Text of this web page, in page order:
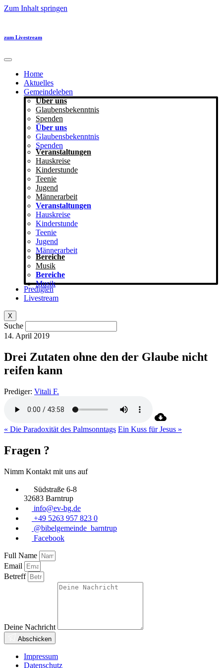
Zum Inhalt springen
zum Livestream
Home
Aktuelles
Gemeindeleben
Über uns
Glaubensbekenntnis
Spenden
Über uns
Glaubensbekenntnis
Spenden
Veranstaltungen
Hauskreise
Kinderstunde
Teenie
Jugend
Männerarbeit
Veranstaltungen
Hauskreise
Kinderstunde
Teenie
Jugend
Männerarbeit
Bereiche
Musik
Bereiche
Musik
Predigten
Livestream
X
Suche
14. April 2019
Drei Zutaten ohne den der Glaube nicht
reifen kann
Prediger: Vitali F.
« Die Paradoxität des Palmsonntags Ein Kuss für Jesus »
Fragen ?
Nimm Kontakt mit uns auf
Südstraße 6-8
32683 Barntrup
info@ev-bg.de
+49 5263 957 823 0
@bibelgemeinde_barntrup
Facebook
Full Name
Email
Betreff
Deine Nachricht
Abschicken
Impressum
Datenschutz